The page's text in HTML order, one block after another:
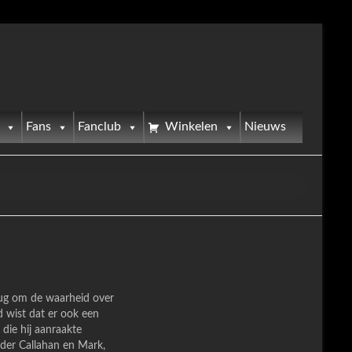
Fans Fanclub Winkelen Nieuws
om de waarheid over
wist dat er ook een
hij aanraakte
Callahan en Mark,